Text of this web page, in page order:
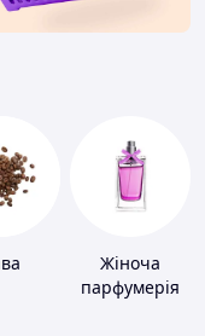
Жіноча
парфумерія